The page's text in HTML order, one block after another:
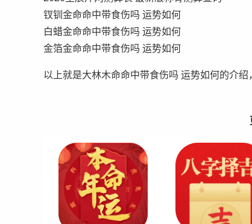
钗钏金命命中带食伤吗 运势如何
白蜡金命命中带食伤吗 运势如何
金箔金命命中带食伤吗 运势如何
以上就是大林木命命中带食伤吗 运势如何的介绍